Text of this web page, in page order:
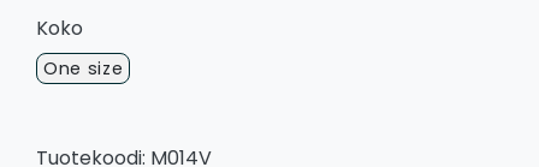
Koko
One size
Tuotekoodi: M014V